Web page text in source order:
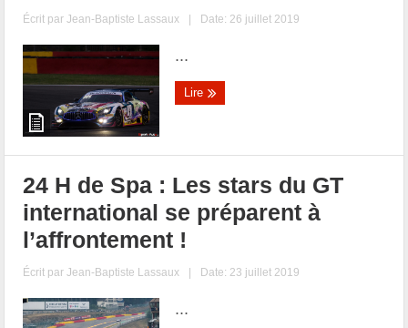
Écrit parJean-Baptiste Lassaux | Date: 26 juillet 2019
...
Lire
24 H de Spa : Les stars du GT
international se préparent à
l’affrontement !
Écrit parJean-Baptiste Lassaux | Date: 23 juillet 2019
...